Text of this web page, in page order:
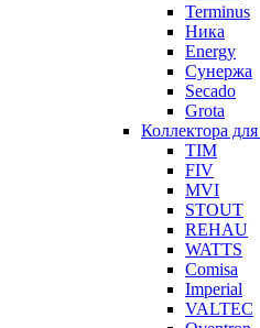
Terminus
Ника
Energy
Сунержа
Secado
Grota
Коллектора
TIM
FIV
MVI
STOUT
REHAU
WATTS
Comisa
Imperial
VALTEC